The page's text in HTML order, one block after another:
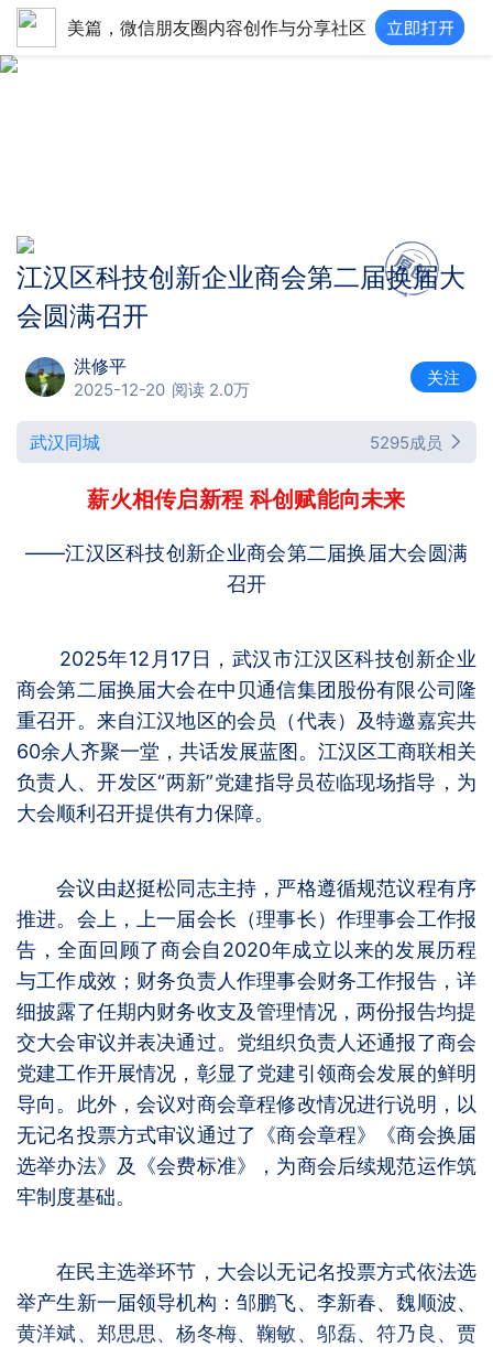
美篇，微信朋友圈内容创作与分享社区
江汉区科技创新企业商会第二届换届大
会圆满召开
洪修平
2025-12-20 阅读 2.0万
关注
武汉同城 5295成员
薪火相传启新程 科创赋能向未来
——江汉区科技创新企业商会第二届换届大会圆满
召开
2025年12月17日，武汉市江汉区科技创新企业
商会第二届换届大会在中贝通信集团股份有限公司隆
重召开。来自江汉地区的会员（代表）及特邀嘉宾共
60余人齐聚一堂，共话发展蓝图。江汉区工商联相关
负责人、开发区“两新”党建指导员莅临现场指导，为
大会顺利召开提供有力保障。
会议由赵挺松同志主持，严格遵循规范议程有序
推进。会上，上一届会长（理事长）作理事会工作报
告，全面回顾了商会自2020年成立以来的发展历程
与工作成效；财务负责人作理事会财务工作报告，详
细披露了任期内财务收支及管理情况，两份报告均提
交大会审议并表决通过。党组织负责人还通报了商会
党建工作开展情况，彰显了党建引领商会发展的鲜明
导向。此外，会议对商会章程修改情况进行说明，以
无记名投票方式审议通过了《商会章程》《商会换届
选举办法》及《会费标准》，为商会后续规范运作筑
牢制度基础。
在民主选举环节，大会以无记名投票方式依法选
举产生新一届领导机构：邹鹏飞、李新春、魏顺波、
黄洋斌、郑思思、杨冬梅、鞠敏、邬磊、符乃良、贾